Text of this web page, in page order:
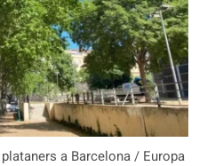
a Barcelona / Europa